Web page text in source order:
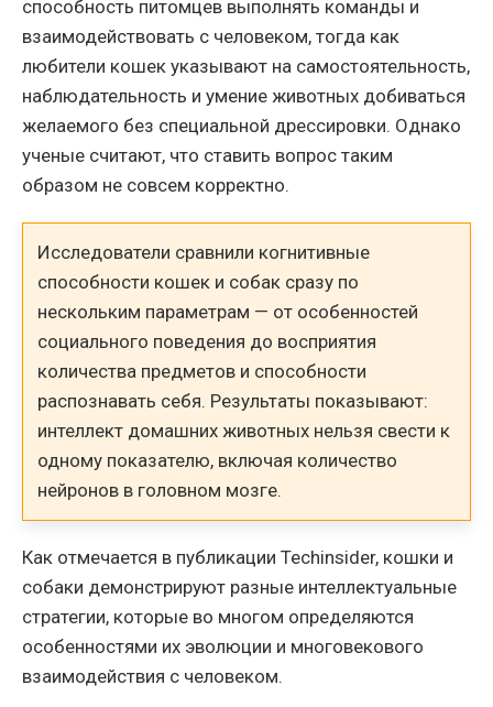
способность питомцев выполнять команды и
взаимодействовать с человеком, тогда как
любители кошек указывают на самостоятельность,
наблюдательность и умение животных добиваться
желаемого без специальной дрессировки. Однако
ученые считают, что ставить вопрос таким
образом не совсем корректно.
Исследователи сравнили когнитивные
способности кошек и собак сразу по
нескольким параметрам — от особенностей
социального поведения до восприятия
количества предметов и способности
распознавать себя. Результаты показывают:
интеллект домашних животных нельзя свести к
одному показателю, включая количество
нейронов в головном мозге.
Как отмечается в публикации Techinsider, кошки и
собаки демонстрируют разные интеллектуальные
стратегии, которые во многом определяются
особенностями их эволюции и многовекового
взаимодействия с человеком.